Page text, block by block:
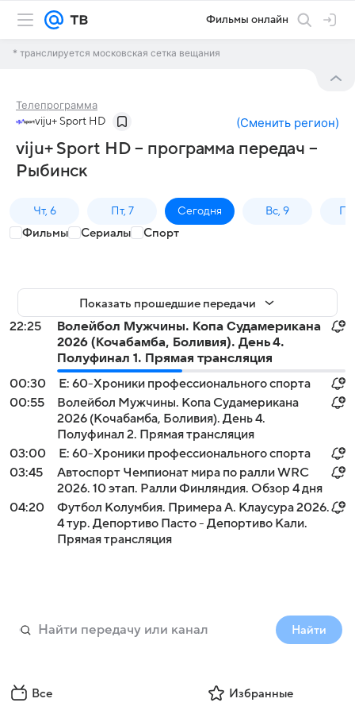
Фильмы онлайн
* транслируется московская сетка вещания
Телепрограмма
viju+ Sport HD (Сменить регион)
viju+ Sport HD – программа передач –
Рыбинск
Чт, 6 Пт, 7 Сегодня Вс, 9
Фильмы Сериалы Спорт
Показать прошедшие передачи
22:25
Волейбол Мужчины. Копа Судамерикана
2026 (Кочабамба, Боливия). День 4.
Полуфинал 1. Прямая трансляция
00:30
Е: 60-Хроники профессионального спорта
00:55
Волейбол Мужчины. Копа Судамерикана
2026 (Кочабамба, Боливия). День 4.
Полуфинал 2. Прямая трансляция
03:00
Е: 60-Хроники профессионального спорта
03:45
Автоспорт Чемпионат мира по ралли WRC
2026. 10 этап. Ралли Финляндия. Обзор 4 дня
04:20
Футбол Колумбия. Примера А. Клаусура 2026.
4 тур. Депортиво Пасто - Депортиво Кали.
Прямая трансляция
Найти
Все Избранные